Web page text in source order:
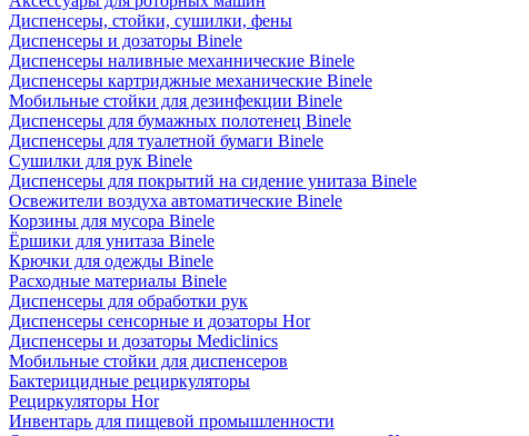
Диспенсеры, стойки, сушилки, фены
Диспенсеры и дозаторы Binele
Диспенсеры наливные механнические Binele
Диспенсеры картриджные механические Binele
Мобильные стойки для дезинфекции Binele
Диспенсеры для бумажных полотенец Binele
Диспенсеры для туалетной бумаги Binele
Сушилки для рук Binele
Диспенсеры для покрытий на сидение унитаза Binele
Освежители воздуха автоматические Binele
Корзины для мусора Binele
Ёршики для унитаза Binele
Крючки для одежды Binele
Расходные материалы Binele
Диспенсеры для обработки рук
Диспенсеры сенсорные и дозаторы Hor
Диспенсеры и дозаторы Mediclinics
Мобильные стойки для диспенсеров
Бактерицидные рециркуляторы
Рециркуляторы Hor
Инвентарь для пищевой промышленности